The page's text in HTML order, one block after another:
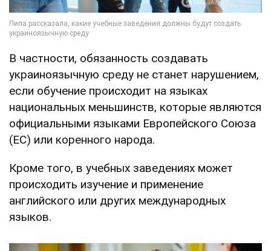
В частности, обязанность создавать
украиноязычную среду не станет нарушением,
если обучение происходит на языках
национальных меньшинств, которые являются
официальными языками Европейского Союза
(ЕС) или коренного народа.
Кроме того, в учебных заведениях может
происходить изучение и применение
английского или других международных
языков.